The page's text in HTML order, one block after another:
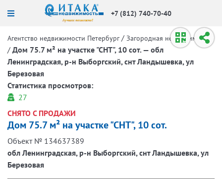
+7 (812) 740-70-40
Агентство недвижимости Петербург / Загородная недвижимость
/ Дом 75.7 м² на участке "СНТ", 10 сот. — обл
Ленинградская, р-н Выборгский, снт Ландышевка, ул
Березовая
Статистика просмотров:
27
СНЯТО С ПРОДАЖИ
Дом 75.7 м² на участке "СНТ", 10 сот.
Объект № 134637389
обл Ленинградская, р-н Выборгский, снт Ландышевка, ул
Березовая